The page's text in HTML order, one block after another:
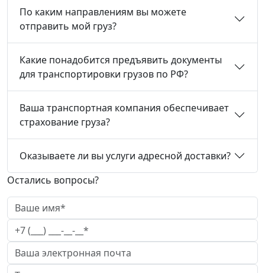
По каким направлениям вы можете
отправить мой груз?
Какие понадобится предъявить документы
для транспортировки грузов по РФ?
Ваша транспортная компания обеспечивает
страхование груза?
Оказываете ли вы услуги адресной доставки?
Остались вопросы?